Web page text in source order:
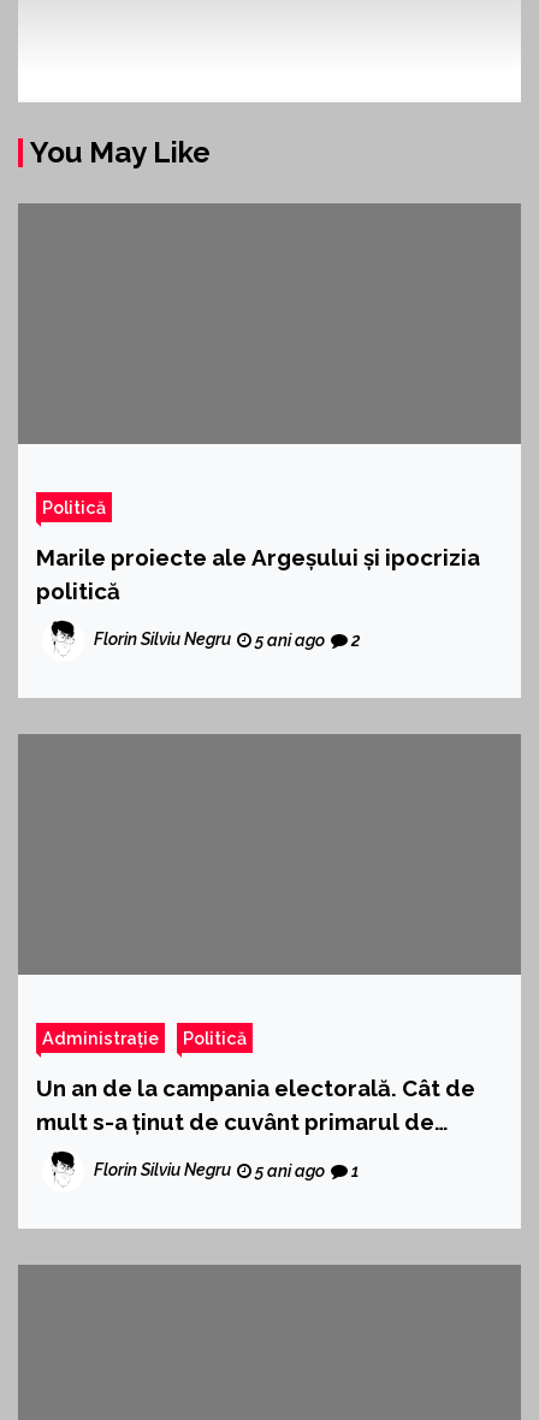
You May Like
Politică
Marile proiecte ale Argeșului și ipocrizia
politică
Florin Silviu Negru 5 ani ago 2
Administrație Politică
Un an de la campania electorală. Cât de
mult s-a ținut de cuvânt primarul de
cuvânt al Piteștiului (I)
Florin Silviu Negru 5 ani ago 1